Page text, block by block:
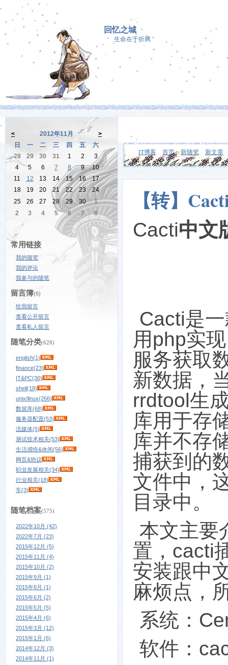
回忆之城
生命在于折腾
IT博客 首页 新随笔 新文章
< 2012年11月
>
日
一 二 三 四 五
六
28
29 30 31 1 2
3
4
5 6 7 8 9
10
11
12 13 14 15 16
17
18
19 20 21 22 23
24
25
26 27 28 29 30
1
2
3 4 5 6 7 8
常用链接
我的随笔
我的评论
我参与的随笔
留言簿(6)
给我留言
查看公开留言
查看私人留言
随笔分类(628)
english(1)
finance(23)
IT&PC(30)
shell(18)
unix/linux(266)
数据库(68)
服务器配置(53)
流媒体(5)
测试技术相关(53)
生活感悟&休闲(56)
网页&协议
职业发展相关(34)
行业相关(18)
车(3)
随笔档案(575)
2022年10月 (42)
2022年7月 (23)
2015年12月 (5)
2015年11月 (4)
2015年10月 (2)
2015年9月 (1)
2015年8月 (1)
2015年6月 (2)
2015年5月 (5)
2015年4月 (6)
2015年3月 (12)
2015年1月 (6)
2014年12月 (3)
2014年11月 (1)
【转】
Cacti中文
Cacti是
用 php实
服务获取
新数据，
rrdtool生
库用于存
库并不存
捕获到的
文件中，
目录中。
本文主要
置， cacti
安装跟中
麻烦点，
系统：
软件：